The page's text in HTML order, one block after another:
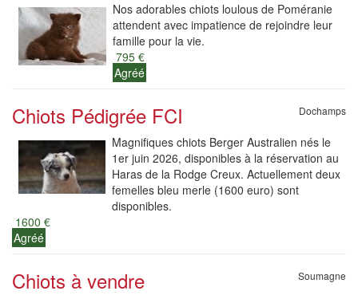
Nos adorables chiots loulous de Poméranie
attendent avec impatience de rejoindre leur
famille pour la vie.
795 €
Agréé
Chiots Pédigrée FCI Dochamps
Magnifiques chiots Berger Australien nés le
1er juin 2026, disponibles à la réservation au
Haras de la Rodge Creux. Actuellement deux
femelles bleu merle (1600 euro) sont
disponibles.
1600 €
Agréé
Chiots à vendre Soumagne